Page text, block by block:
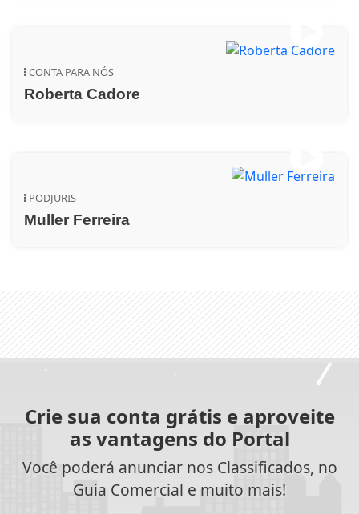
CONTA PARA NÓS
Roberta Cadore
PODJURIS
Muller Ferreira
Crie sua conta grátis e aproveite
as vantagens do Portal
Você poderá anunciar nos Classificados, no
Guia Comercial e muito mais!